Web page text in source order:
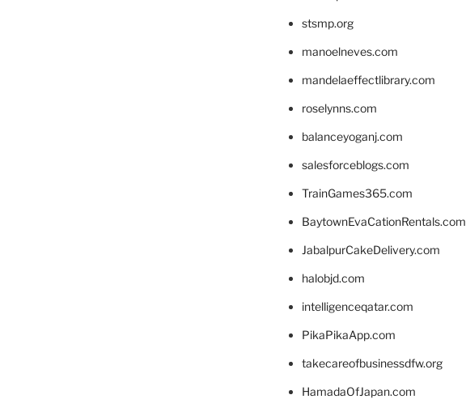
stsmp.org
manoelneves.com
mandelaeffectlibrary.com
roselynns.com
balanceyoganj.com
salesforceblogs.com
TrainGames365.com
BaytownEvaCationRentals.com
JabalpurCakeDelivery.com
halobjd.com
intelligenceqatar.com
PikaPikaApp.com
takecareofbusinessdfw.org
HamadaOfJapan.com